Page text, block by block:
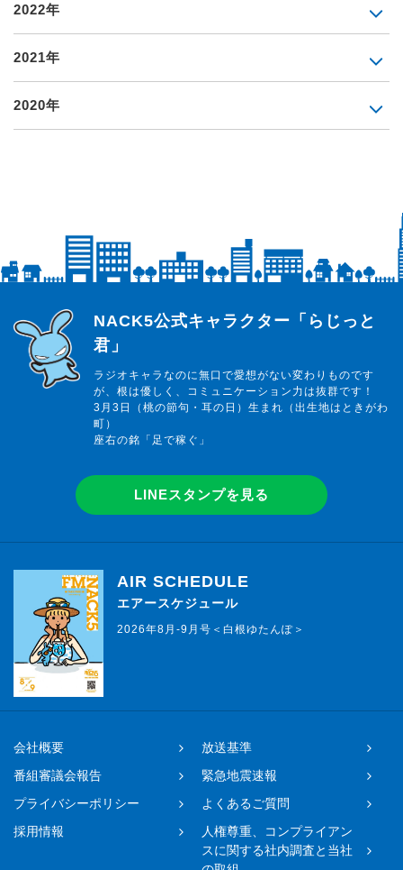
2022年
2021年
2020年
らじっと君
NACK5公式キャラクター「らじっと
君」
ラジオキャラなのに無口で愛想がない変わりものです
が、根は優しく、コミュニケーション力は抜群です！
3月3日（桃の節句・耳の日）生まれ（出生地はときがわ
町）
座右の銘「足で稼ぐ」
LINEスタンプを見る
AIR SCHEDULE
エアースケジュール
2026年8月-9月号＜白根ゆたんぽ＞
会社概要
放送基準
番組審議会報告
緊急地震速報
プライバシーポリシー
よくあるご質問
採用情報
人権尊重、コンプライアン
スに関する社内調査と当社